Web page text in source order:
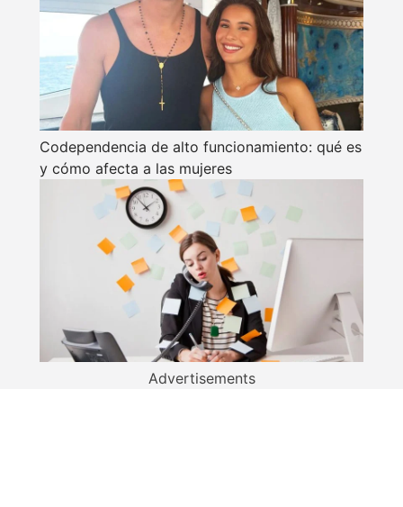
Codependencia de alto funcionamiento: qué es
y cómo afecta a las mujeres
Advertisements